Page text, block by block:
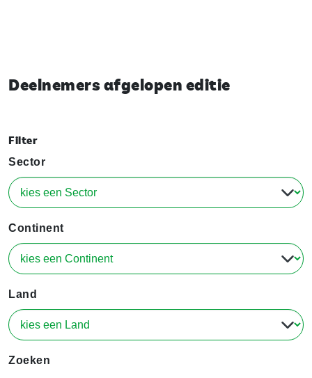
Deelnemers afgelopen editie
Filter
Sector
Continent
Land
Zoeken